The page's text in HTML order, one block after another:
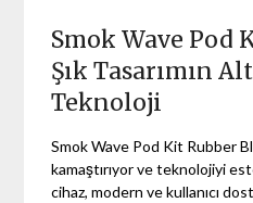
Smok Wave Pod
Şık Tasarımın
Teknoloji
Smok Wave Pod Kit Rubber
kamaştırıyor ve teknolojiyi
cihaz, modern ve kullanıcı